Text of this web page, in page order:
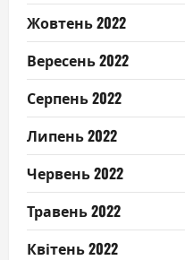
Жовтень 2022
Вересень 2022
Серпень 2022
Липень 2022
Червень 2022
Травень 2022
Квітень 2022